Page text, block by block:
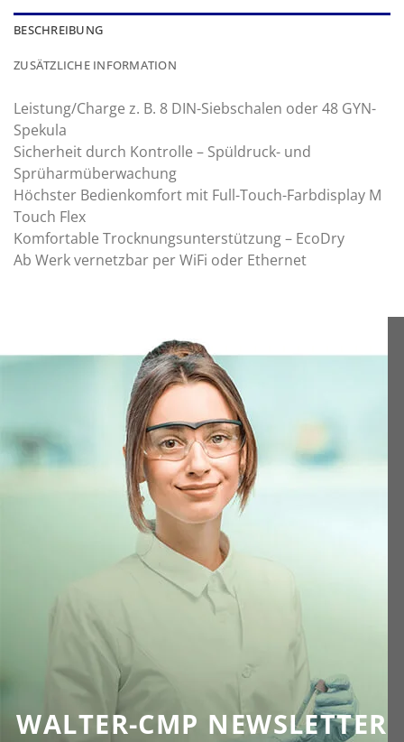
BESCHREIBUNG
ZUSÄTZLICHE INFORMATION
Leistung/Charge z. B. 8 DIN-Siebschalen oder 48 GYN-
Spekula
Sicherheit durch Kontrolle – Spüldruck- und
Sprüharmüberwachung
Höchster Bedienkomfort mit Full-Touch-Farbdisplay M
Touch Flex
Komfortable Trocknungsunterstützung – EcoDry
Ab Werk vernetzbar per WiFi oder Ethernet
WALTER-CMP NEWSLETTER